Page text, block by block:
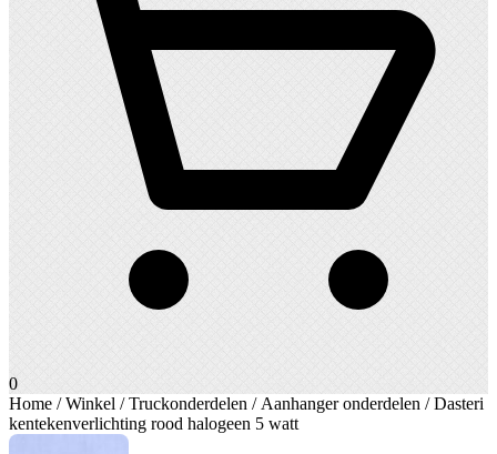
0
Home /Winkel /Truckonderdelen / Aanhanger onderdelen / Dasteri
kentekenverlichting rood halogeen 5 watt